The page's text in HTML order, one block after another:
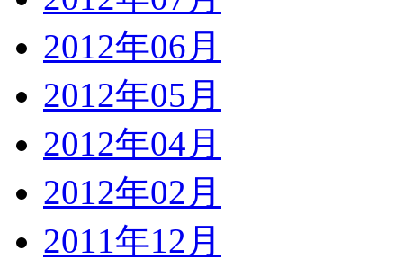
2012年06月
2012年05月
2012年04月
2012年02月
2011年12月